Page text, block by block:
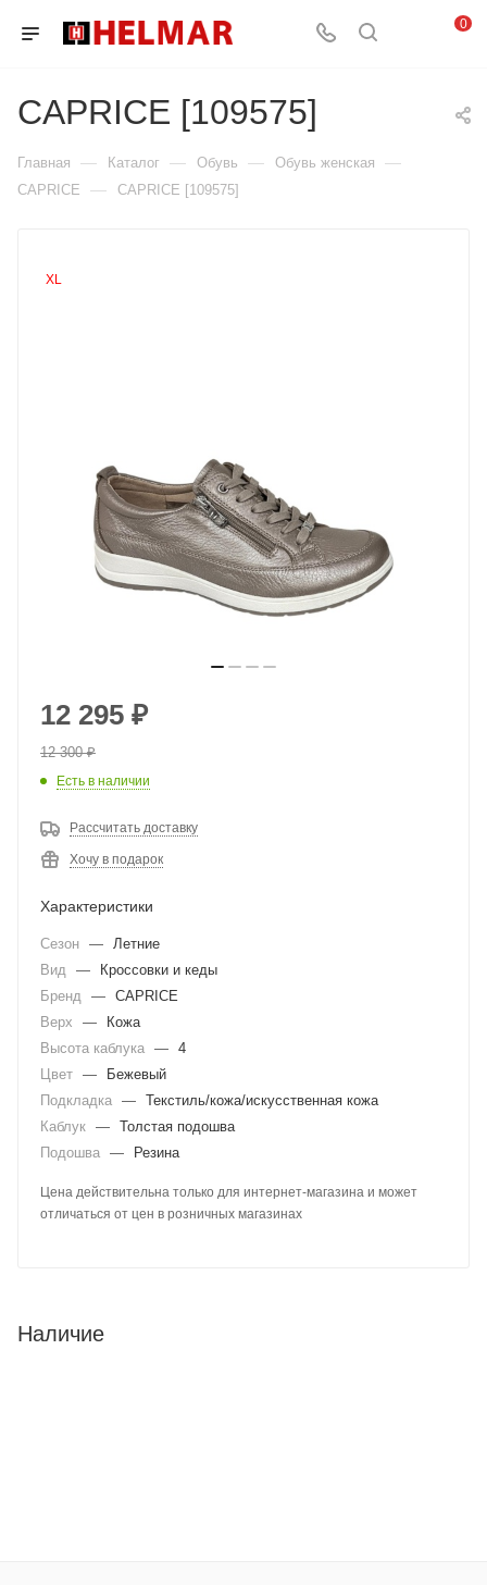
0
CAPRICE [109575]
Главная — Каталог — Обувь — Обувь женская —
CAPRICE — CAPRICE [109575]
XL
12 295 ₽
12 300₽
Есть в наличии
Рассчитать доставку
Хочу в подарок
Характеристики
Сезон —
Летние
Вид
—
Кроссовки и кеды
Бренд
— CAPRICE
Верх
—
Кожа
Высота каблука — 4
Цвет —
Бежевый
Подкладка — Текстиль/кожа/искусственная кожа
Каблук — Толстая подошва
Подошва — Резина
Цена действительна только для интернет-магазина и может
отличаться от цен в розничных магазинах
Наличие